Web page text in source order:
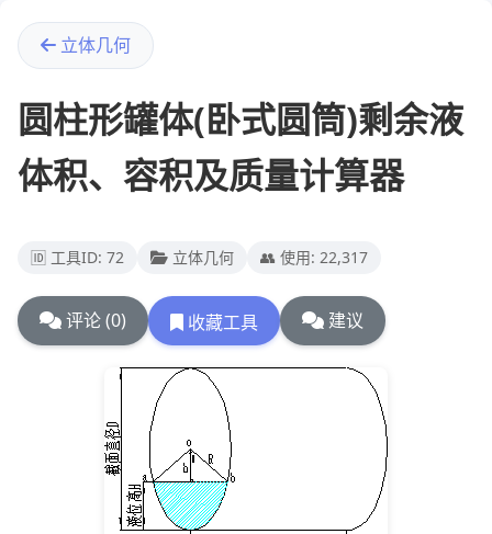
立体几何
圆柱形罐体(卧式圆筒)剩余液
体积、容积及质量计算器
🆔 工具ID: 72 立体几何 👥 使用: 22,317
评论 (0) 收藏工具 建议